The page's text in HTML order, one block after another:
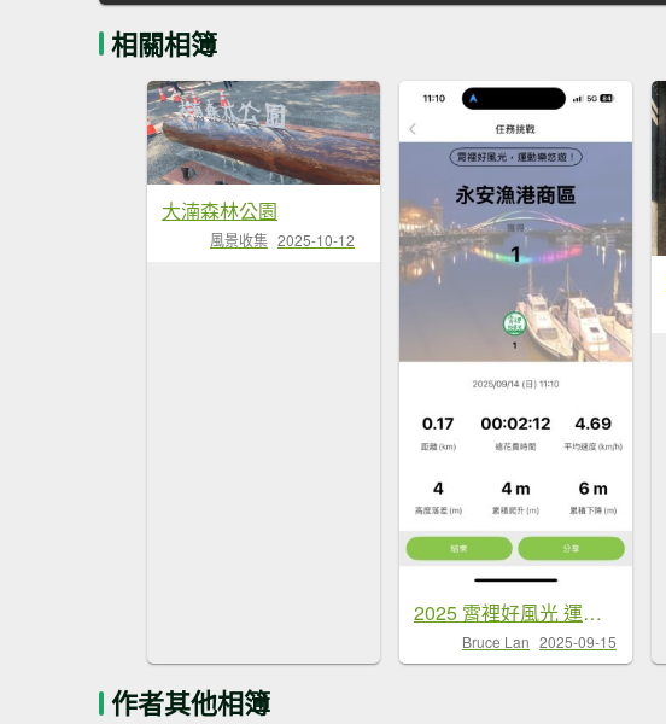
相關相簿
大湳森林公園
風景收集 2025-10-12
2025 霄裡好風光 運動樂悠遊
Bruce Lan 2025-09-15
作者其他相簿